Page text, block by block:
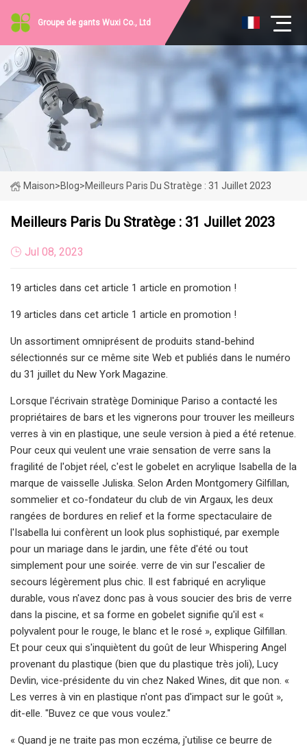
Groupe de gants Wuxi Co., Ltd
Maison>Blog>Meilleurs Paris Du Stratège : 31 Juillet 2023
Meilleurs Paris Du Stratège : 31 Juillet 2023
Jul 08, 2023
19 articles dans cet article 1 article en promotion !
19 articles dans cet article 1 article en promotion !
Un assortiment omniprésent de produits stand-behind
sélectionnés sur ce même site Web et publiés dans le numéro
du 31 juillet du New York Magazine.
Lorsque l'écrivain stratège Dominique Pariso a contacté les
propriétaires de bars et les vignerons pour trouver les meilleurs
verres à vin en plastique, une seule version à pied a été retenue.
Pour ceux qui veulent une vraie sensation de verre sans la
fragilité de l'objet réel, c'est le gobelet en acrylique Isabella de la
marque de vaisselle Juliska. Selon Arden Montgomery Gilfillan,
sommelier et co-fondateur du club de vin Argaux, les deux
rangées de bordures en relief et la forme spectaculaire de
l'Isabella lui confèrent un look plus sophistiqué, par exemple
pour un mariage dans le jardin, une fête d'été ou tout
simplement pour une soirée. verre de vin sur l'escalier de
secours légèrement plus chic. Il est fabriqué en acrylique
durable, vous n'avez donc pas à vous soucier des bris de verre
dans la piscine, et sa forme en gobelet signifie qu'il est «
polyvalent pour le rouge, le blanc et le rosé », explique Gilfillan.
Et pour ceux qui s'inquiètent du goût de leur Whispering Angel
provenant du plastique (bien que du plastique très joli), Lucy
Devlin, vice-présidente du vin chez Naked Wines, dit que non. «
Les verres à vin en plastique n'ont pas d'impact sur le goût »,
dit-elle. "Buvez ce que vous voulez."
« Quand je ne traite pas mon eczéma, j'utilise ce beurre de